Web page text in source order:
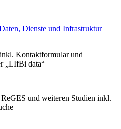
Dienste und Infrastruktur
Kontaktformular und
„LIfBi data“
und weiteren Studien inkl.